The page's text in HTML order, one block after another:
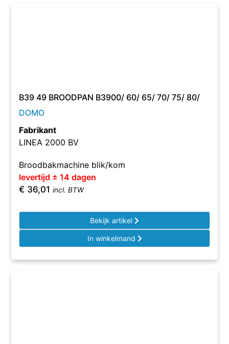
B39 49 BROODPAN B3900/ 60/ 65/ 70/ 75/ 80/
DOMO
Fabrikant
LINEA 2000 BV
Broodbakmachine blik/kom
levertijd ± 14 dagen
€ 36,01 incl. BTW
Bekijk artikel
In winkelmand